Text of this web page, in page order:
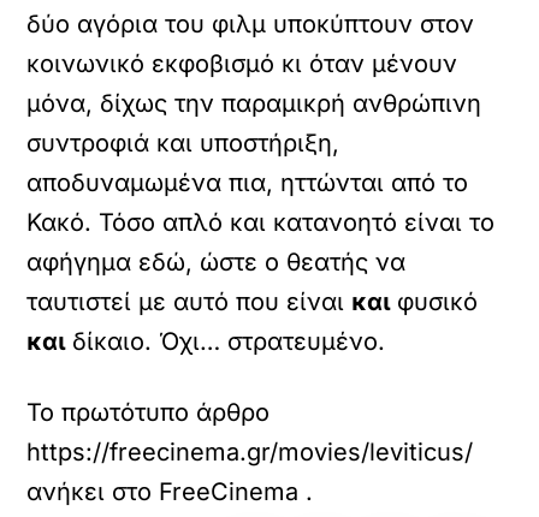
δύο αγόρια του φιλμ υποκύπτουν στον
κοινωνικό εκφοβισμό κι όταν μένουν
μόνα, δίχως την παραμικρή ανθρώπινη
συντροφιά και υποστήριξη,
αποδυναμωμένα πια, ηττώνται από το
Κακό. Τόσο απλό και κατανοητό είναι το
αφήγημα εδώ, ώστε ο θεατής να
ταυτιστεί με αυτό που είναι καιφυσικό
καιδίκαιο. Όχι… στρατευμένο.
Το πρωτότυπο άρθρο
https://freecinema.gr/movies/leviticus/
ανήκει στο FreeCinema .